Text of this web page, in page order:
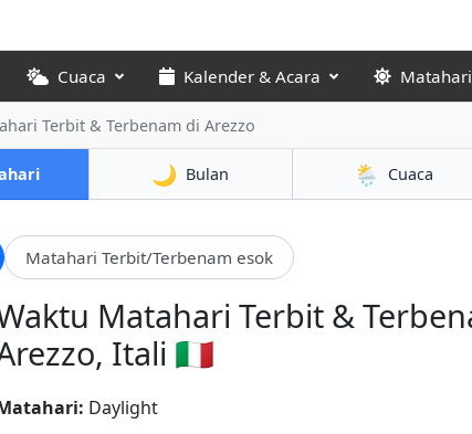
Cuaca Kalender & Acara
Terbit & Terbenam di Arezzo
🌙 Bulan 🌦️ Cuaca
Matahari Terbit/Terbenam esok
Matahari Terbit &
Itali 🇮🇹
Daylight